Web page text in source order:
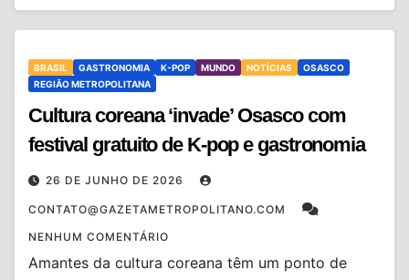
BRASIL GASTRONOMIA K-POP MUNDO NOTÍCIAS
OSASCO
REGIÃO METROPOLITANA
Cultura coreana ‘invade’ Osasco com
festival gratuito de K-pop e gastronomia
26 DE JUNHO DE 2026
CONTATO@GAZETAMETROPOLITANO.COM
NENHUM COMENTÁRIO
Amantes da cultura coreana têm um ponto de